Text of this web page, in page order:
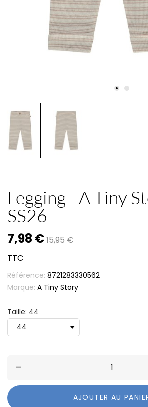
Legging - A Tiny
SS26
7,98 €15,95 €
TTC
Référence: 8721283330562
Marque: A Tiny Story
Taille: 44
–
AJOUTER AU